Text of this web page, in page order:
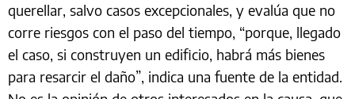
querellar, salvo casos excepcionales, y evalúa que no
corre riesgos con el paso del tiempo, “porque, llegado
el caso, si construyen un edificio, habrá más bienes
para resarcir el daño”, indica una fuente de la entidad.